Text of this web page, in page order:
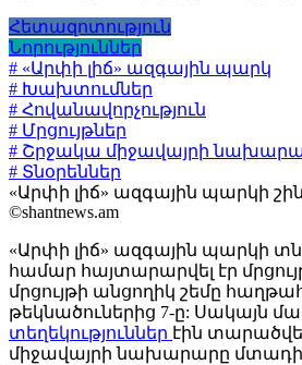
Հետազոտություն
Նորություններ
# «Արփի լիճ» ազգային պարկ
# Խախտումներ
# Հովանավորչություն
# Մրցույթներ
# Շրջակա միջավայրի
# Տնօրեններ
«Արփի լիճ» ազգային պարկի
©shantnews.am
«Արփի լիճ» ազգային պարկի
համար հայտարարվել էր
մրցույթի անցողիկ շեմը
թեկնածուներից 7-ը: Սակայն
տեղեկություններ էին
միջավայրի նախարարը